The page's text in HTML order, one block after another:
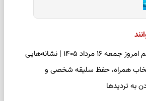
فال اسم امروز جمعه ۱۶ مرداد ۱۴۰۵ | نشانه‌هایی
همراه، حفظ سلیقه شخصی و
به تردیدها